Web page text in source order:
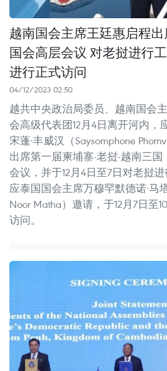
越南国会主席王廷惠启程
国会高层会议 对老挝进行
进行正式访问
04/12/2023 02:50
越共中央政治局委员、越南国会
会高级代表团12月4日离开河内，
宋蓬·丰威汉（Saysomphone
出席第一届柬埔寨-老挝-越南三国
会议，并于12月4日至7日对老挝
应泰国国会主席万穆罕默德诺·马
Noor Matha）邀请，于12月7日至
访问。